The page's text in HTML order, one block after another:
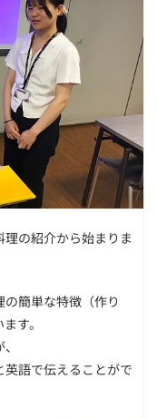
の紹介から始まりま
簡単な特徴（作り
す。
語で伝えることがで